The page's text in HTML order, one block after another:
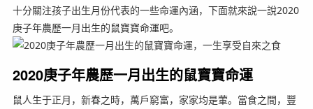
十分關注孩子出生月份代表的一些命運內涵，下面就來說一說2020
庚子年農歷一月出生的鼠寶寶命運吧。
2020庚子年農歷一月出生的鼠寶寶命運
鼠人生于正月，新春之時，萬戶窮富，家家均是葷。當食之間，豐